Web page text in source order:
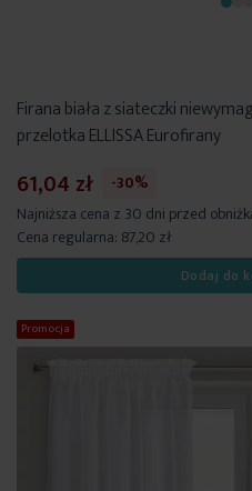
Firana biała z siateczki
przelotka ELLISSA Eurofirany
61,04 zł
-30%
Najniższa cena z 30 dni przed
Cena regularna: 87,20 zł
Dodaj do
Promocja